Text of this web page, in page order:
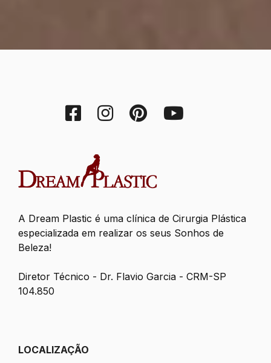
A Dream Plastic é uma clínica de Cirurgia Plástica
especializada em realizar os seus Sonhos de
Beleza!
Diretor Técnico - Dr. Flavio Garcia - CRM-SP
104.850
LOCALIZAÇÃO